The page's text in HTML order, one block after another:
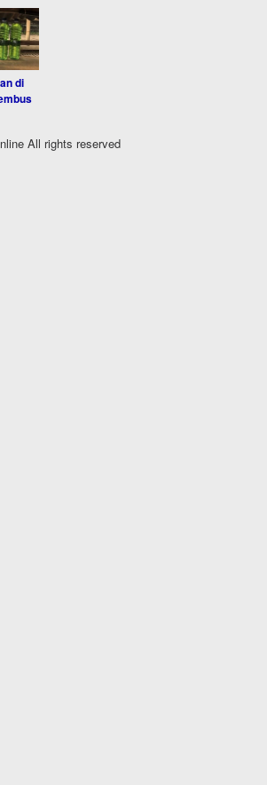
di
All rights reserved